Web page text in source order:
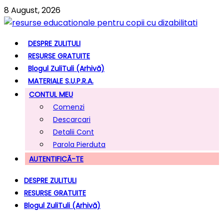
8 August, 2026
DESPRE ZULITULI
RESURSE GRATUITE
Blogul ZuliTuli (arhivă)
MATERIALE S.U.P.R.A.
CONTUL MEU
Comenzi
Descarcari
Detalii Cont
Parola Pierduta
AUTENTIFICĂ-TE
DESPRE ZULITULI
RESURSE GRATUITE
Blogul ZuliTuli (arhivă)